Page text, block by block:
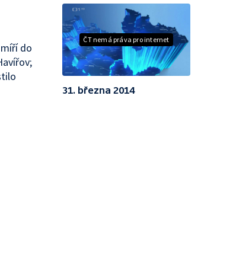
do
ČT nemá práva pro internet
31. března 2014